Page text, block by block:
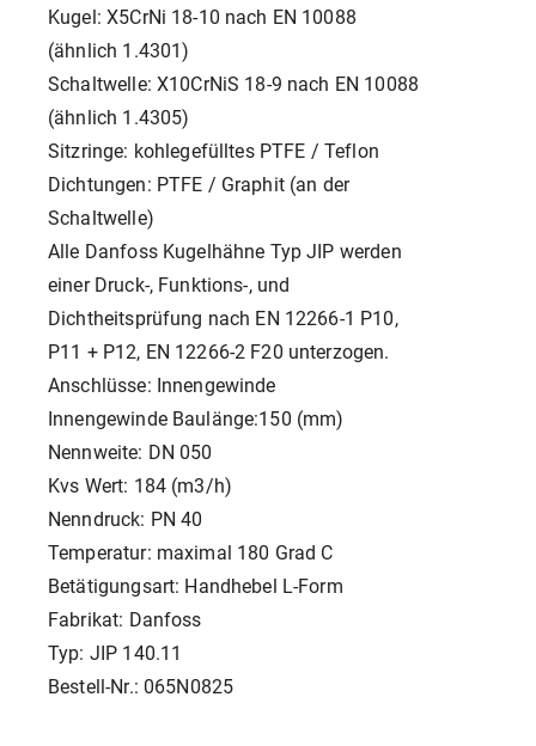
Kugel: X5CrNi 18-10 nach EN 10088
(ähnlich 1.4301)
Schaltwelle: X10CrNiS 18-9 nach EN 10088
(ähnlich 1.4305)
Sitzringe: kohlegefülltes PTFE / Teflon
Dichtungen: PTFE / Graphit (an der
Schaltwelle)
Alle Danfoss Kugelhähne Typ JIP werden
einer Druck-, Funktions-, und
Dichtheitsprüfung nach EN 12266-1 P10,
P11 + P12, EN 12266-2 F20 unterzogen.
Anschlüsse: Innengewinde
Innengewinde Baulänge:150 (mm)
Nennweite: DN 050
Kvs Wert: 184 (m3/h)
Nenndruck: PN 40
Temperatur: maximal 180 Grad C
Betätigungsart: Handhebel L-Form
Fabrikat: Danfoss
Typ: JIP 140.11
Bestell-Nr.: 065N0825